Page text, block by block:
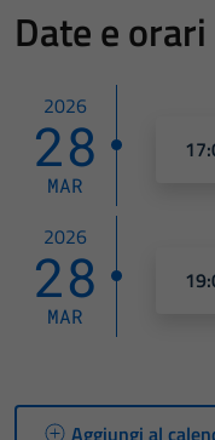
Date e orari
2026
28
MAR
2026
28
MAR
Aggiungi al